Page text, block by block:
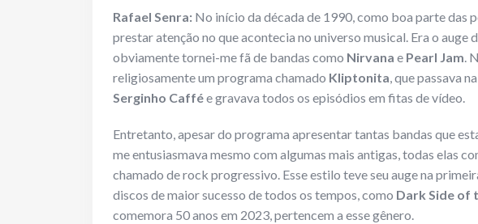
Rafael Senra: No início da década de 1990, como boa parte das
prestar atenção no que acontecia no universo musical. Era o auge
obviamente tornei-me fã de bandas como Nirvana e Pearl Jam.
religiosamente um programa chamado Kliptonita, que passava
Serginho Caffée gravava todos os episódios em fitas de vídeo.
Entretanto, apesar do programa apresentar tantas bandas que
me entusiasmava mesmo com algumas mais antigas, todas elas
chamado de rock progressivo. Esse estilo teve seu auge na
discos de maior sucesso de todos os tempos, como Dark Side of
comemora 50 anos em 2023, pertencem a esse gênero.